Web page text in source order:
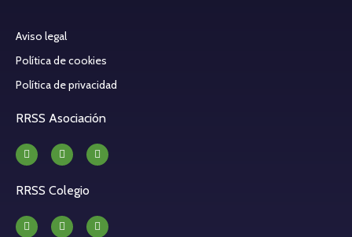
Aviso legal
Política de cookies
Política de privacidad
RRSS Asociación
RRSS Colegio